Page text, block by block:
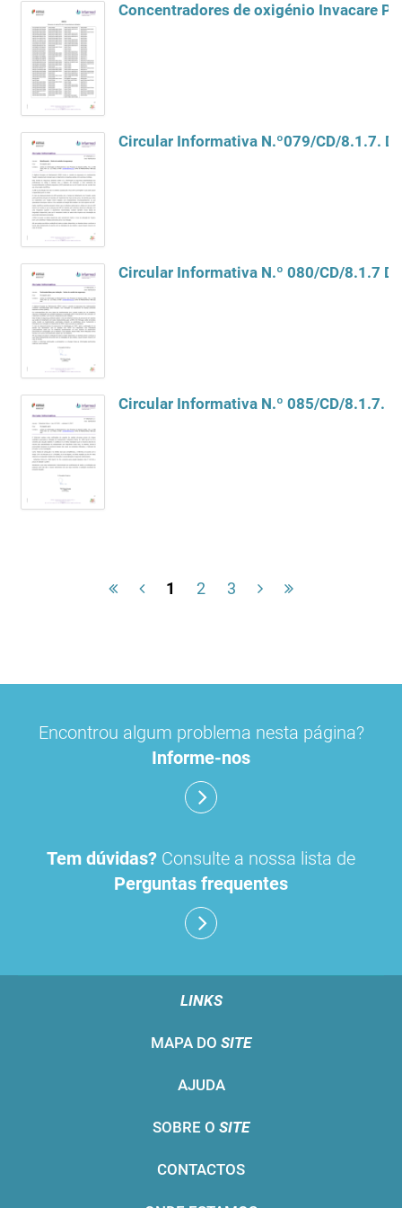
1 2 3
Encontrou algum problema nesta página?
Informe-nos
Tem dúvidas? Consulte a nossa lista de
Perguntas frequentes
LINKS
MAPA DO SITE
AJUDA
SOBRE O SITE
CONTACTOS